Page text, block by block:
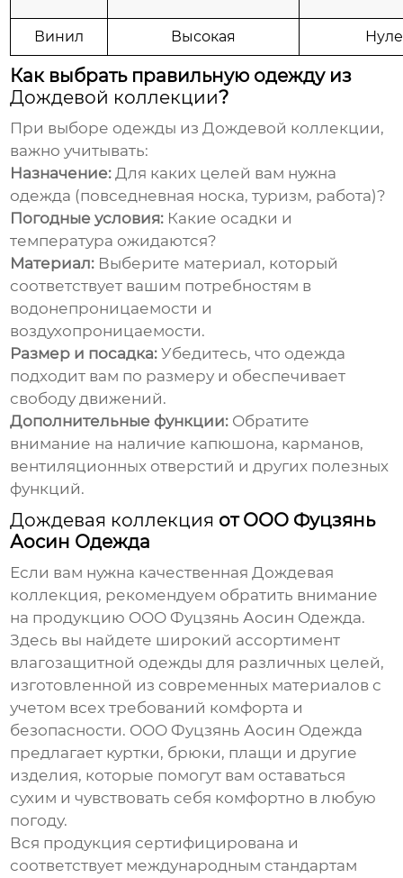
Винил Высокая
Как выбрать правильную одежду из
Дождевой коллекции?
При выборе одежды изДождевой коллекции,
важно учитывать:
Назначение: Для каких целей вам нужна
одежда (повседневная носка, туризм, работа)?
Погодные условия: Какие осадки и
температура ожидаются?
Материал: Выберите материал, который
соответствует вашим потребностям в
водонепроницаемости и
воздухопроницаемости.
Размер и посадка: Убедитесь, что одежда
подходит вам по размеру и обеспечивает
свободу движений.
Дополнительные функции: Обратите
внимание на наличие капюшона, карманов,
вентиляционных отверстий и других полезных
функций.
Дождевая коллекция от ООО Фуцзянь
Аосин Одежда
Если вам нужна качественнаяДождевая
коллекция, рекомендуем обратить внимание
на продукцию ООО Фуцзянь Аосин Одежда.
Здесь вы найдете широкий ассортимент
влагозащитной одежды для различных целей,
изготовленной из современных материалов с
учетом всех требований комфорта и
безопасности. ООО Фуцзянь Аосин Одежда
предлагает куртки, брюки, плащи и другие
изделия, которые помогут вам оставаться
сухим и чувствовать себя комфортно в любую
погоду.
Вся продукция сертифицирована и
соответствует международным стандартам